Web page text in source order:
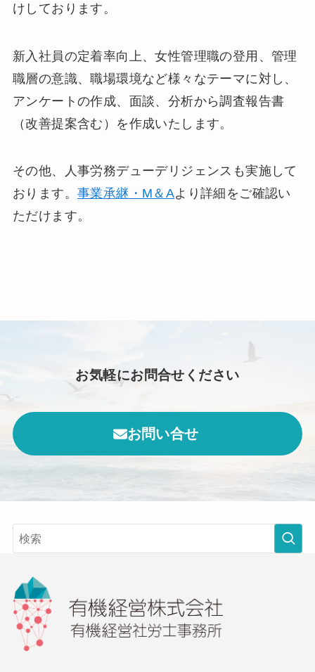
けしております。
新入社員の定着率向上、女性管理職の登用、管理
職層の意識、職場環境など様々なテーマに対し、
アンケートの作成、面談、分析から調査報告書
（改善提案含む）を作成いたします。
その他、人事労務デューデリジェンスも実施して
おります。 事業承継・M＆Aより詳細をご確認い
ただけます。
お気軽にお問合せください
お問い合せ